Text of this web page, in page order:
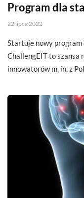
Program dla
22 lipca 2022
Startuje nowy
ChallengEIT to szansa
innowatorów m. in. z